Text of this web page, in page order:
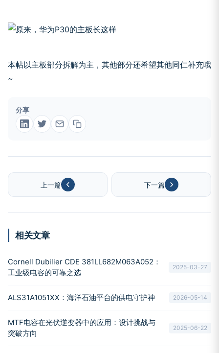
本帖以主板部分拆解为主，其他部分还希望其他同仁补充哦
~
分享
上一篇 下一篇
相关文章
Cornell Dubilier CDE 381LL682M063A052：
工业级电容的可靠之选
2025-03-27
ALS31A1051XX：海洋石油平台的供电守护神 2026-05-14
MTF电容在光伏逆变器中的应用：设计挑战与
突破方向
2025-06-22